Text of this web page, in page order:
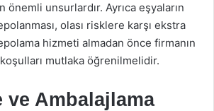
unsurlardır. Ayrıca eşyaların
olası risklere karşı ekstra
hizmeti almadan önce firmanın
mutlaka öğrenilmelidir.
ve Ambalajlama